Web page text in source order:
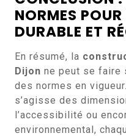
NORMES
DURABLE ET
En résumé, la
Dijon ne peut se faire
des normes en vigueur.
s’agisse des
l’accessibilité ou
environnemental,